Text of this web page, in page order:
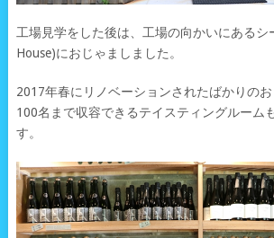
工場見学をした後は、工場の向かいにあるシ
House)におじゃましました。
2017年春にリノベーションされたばかりのお
100名まで収容できるテイスティングルーム
す。